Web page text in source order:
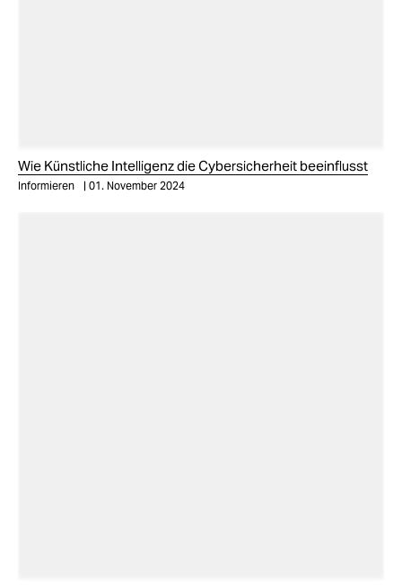
Wie Künstliche Intelligenz die Cybersicherheit beeinflusst
Informieren 01. November 2024